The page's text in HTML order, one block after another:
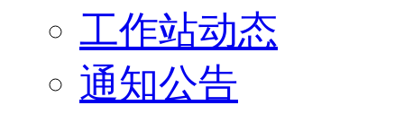
工作站动态
通知公告